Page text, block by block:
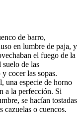
de barro,
en lumbre de paja, y
el fuego de la
suelo de las
cocer las sopas.
una especie de horno
a la perfección. Si
se hacían tostadas
cazuelas o cuencos.